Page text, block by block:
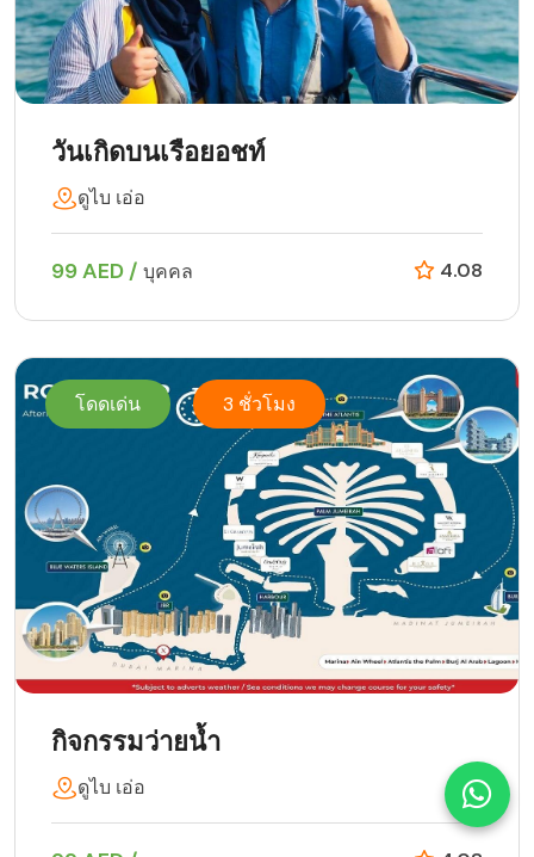
วันเกิดบนเรือยอชท์
ดูไบ เอ่อ
99 AED / บุคคล 4.08
โดดเด่น 3 ชั่วโมง
กิจกรรมว่ายน้ำ
ดูไบ เอ่อ